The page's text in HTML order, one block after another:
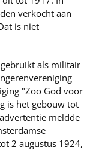
verkocht aan
is niet
als militair
"Zoo God voor
is het gebouw tot
meldde
2 augustus 1924,